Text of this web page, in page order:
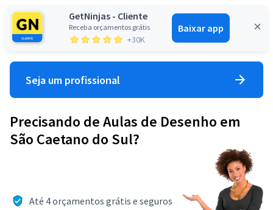
GetNinjas - Cliente
Receba orçamentos grátis
+30K
Baixar app
Entrar
Seja um profissional
Precisando de Aulas de Desenho em
São Caetano do Sul?
Até 4 orçamentos grátis e seguros